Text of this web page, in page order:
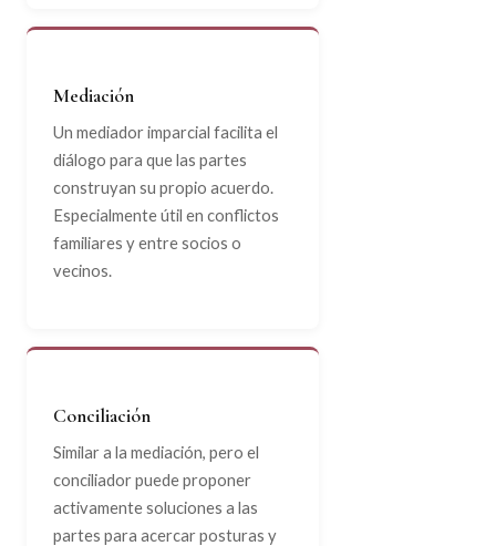
Mediación
Un mediador imparcial facilita el
diálogo para que las partes
construyan su propio acuerdo.
Especialmente útil en conflictos
familiares y entre socios o
vecinos.
Conciliación
Similar a la mediación, pero el
conciliador puede proponer
activamente soluciones a las
partes para acercar posturas y